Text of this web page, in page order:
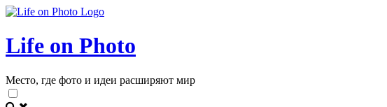
Life on Photo
Место, где фото и идеи расширяют мир